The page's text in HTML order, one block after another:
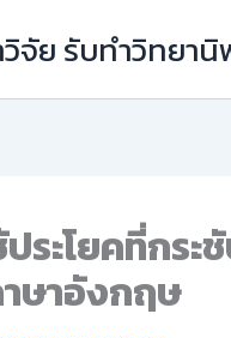
จัย รับทำวิทย
ประโยคที่กร
ษาอังกฤษ